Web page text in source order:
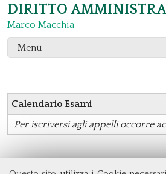
DIRITTO
Marco Macchia
Menu
Calendario Esami
Per iscriversi agli appelli occorre